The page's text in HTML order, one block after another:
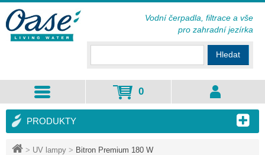
> UV lampy > Bitron Premium 180 W
PRODUKTY
Hledat
0
Vodní čerpadla, filtrace a vše
pro zahradní jezírka